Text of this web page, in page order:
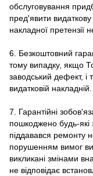
обслуговування
пред'явити
накладної претензії
6. Безкоштовний
тому випадку, якщо
заводський дефект, і
видатковій накладній.
7. Гарантійні
пошкоджено будь-які
піддавався ремонту
порушенням вимог
викликані змінами
не відповідає